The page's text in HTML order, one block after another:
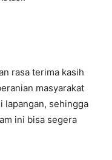
rasa terima kasih
masyarakat
lapangan, sehingga
ini bisa segera